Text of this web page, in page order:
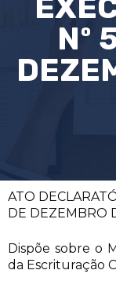
Nº
ATO
DE DEZEMBRO
Dispõe sobre o
da Escrituração